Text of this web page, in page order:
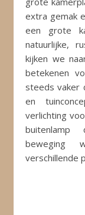
extra gemak
een grote
natuurlijke,
kijken we
betekenen
steeds vaker
en
verlichting
buitenlamp
beweging
verschillende